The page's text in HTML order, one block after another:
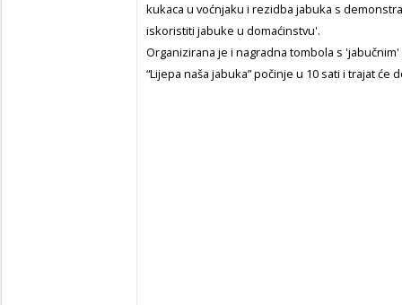
kukaca u voćnjaku i rezidba jabuka s
iskoristiti jabuke u domaćinstvu'.
Organizirana je i nagradna tombola s 'jabučnim'
“Lijepa naša jabuka” počinje u 10 sati i trajat će